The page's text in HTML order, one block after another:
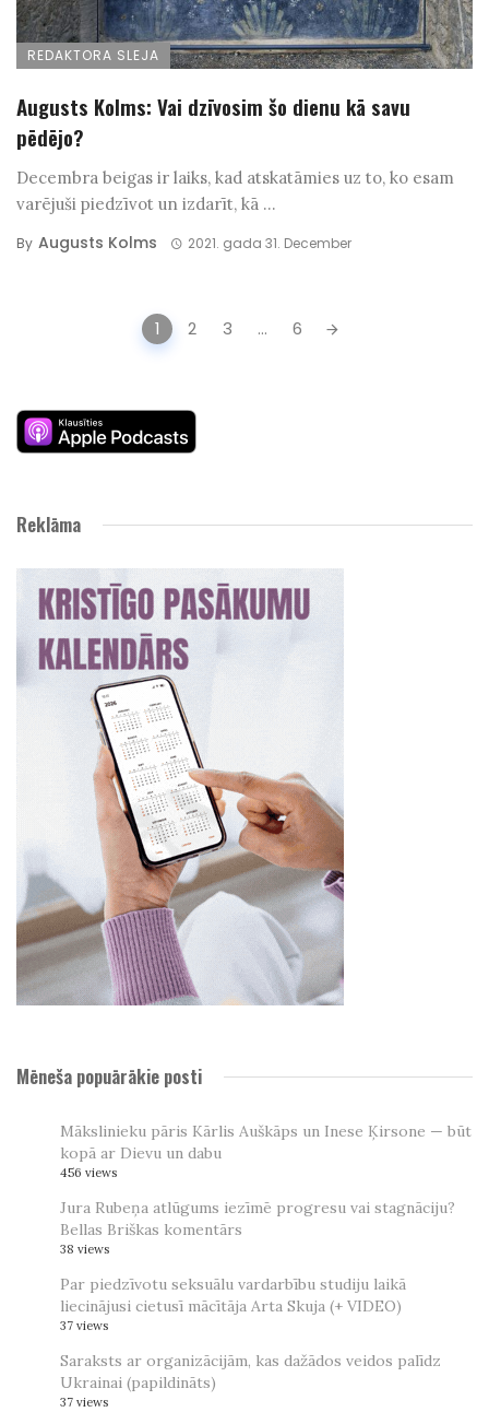
REDAKTORA SLEJA
Augusts Kolms: Vai dzīvosim šo dienu kā savu
pēdējo?
Decembra beigas ir laiks, kad atskatāmies uz to, ko esam
varējuši piedzīvot un izdarīt, kā ...
By Augusts Kolms 2021. gada 31. December
1 2 3 ... 6
Reklāma
Mēneša popuārākie posti
Mākslinieku pāris Kārlis Auškāps un Inese Ķirsone — būt
kopā ar Dievu un dabu
456 views
Jura Rubeņa atlūgums iezīmē progresu vai stagnāciju?
Bellas Briškas komentārs
38 views
Par piedzīvotu seksuālu vardarbību studiju laikā
liecinājusi cietusī mācītāja Arta Skuja (+ VIDEO)
37 views
Saraksts ar organizācijām, kas dažādos veidos palīdz
Ukrainai (papildināts)
37 views